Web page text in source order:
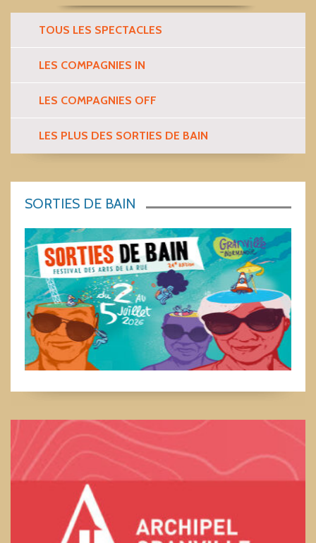
TOUS LES SPECTACLES
LES COMPAGNIES IN
LES COMPAGNIES OFF
LES PLUS DES SORTIES DE BAIN
SORTIES DE BAIN